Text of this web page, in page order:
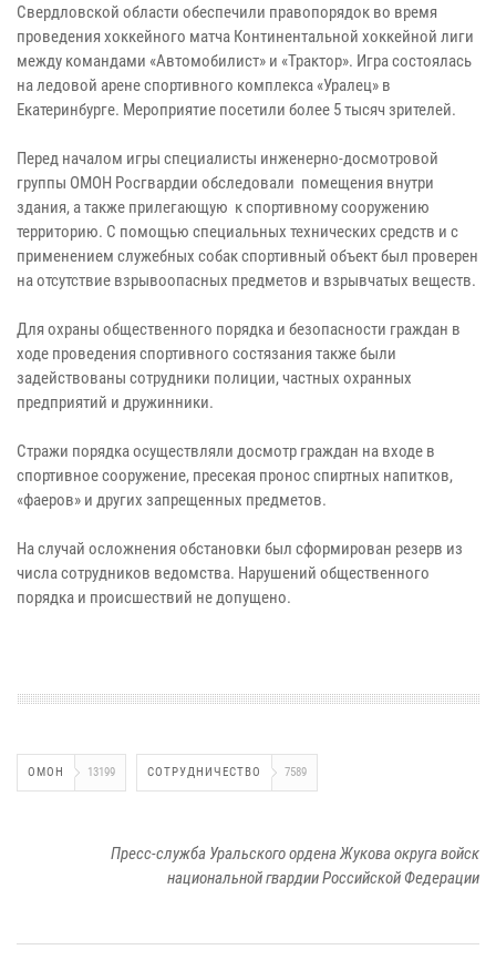
Свердловской области обеспечили правопорядок во время
проведения хоккейного матча Континентальной хоккейной лиги
между командами «Автомобилист» и «Трактор». Игра состоялась
на ледовой арене спортивного комплекса «Уралец» в
Екатеринбурге. Мероприятие посетили более 5 тысяч зрителей.
Перед началом игры специалисты инженерно-досмотровой
группы ОМОН Росгвардии обследовали помещения внутри
здания, а также прилегающую к спортивному сооружению
территорию. С помощью специальных технических средств и с
применением служебных собак спортивный объект был проверен
на отсутствие взрывоопасных предметов и взрывчатых веществ.
Для охраны общественного порядка и безопасности граждан в
ходе проведения спортивного состязания также были
задействованы сотрудники полиции, частных охранных
предприятий и дружинники.
Стражи порядка осуществляли досмотр граждан на входе в
спортивное сооружение, пресекая пронос спиртных напитков,
«фаеров» и других запрещенных предметов.
На случай осложнения обстановки был сформирован резерв из
числа сотрудников ведомства. Нарушений общественного
порядка и происшествий не допущено.
ОМОН 13199 СОТРУДНИЧЕСТВО 7589
Пресс-служба Уральского ордена Жукова округа войск
национальной гвардии Российской Федерации